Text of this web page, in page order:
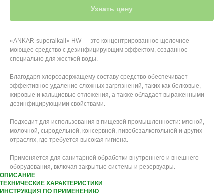
Узнать цену
«ANKAR-superalkali» HW — это концентрированное щелочное
моющее средство с дезинфицирующим эффектом, созданное
специально для жесткой воды.
Благодаря хлорсодержащему составу средство обеспечивает
эффективное удаление сложных загрязнений, таких как белковые,
жировые и кальциевые отложения, а также обладает выраженными
дезинфицирующими свойствами.
Подходит для использования в пищевой промышленности: мясной,
молочной, сыродельной, консервной, пивобезалкогольной и других
отраслях, где требуется высокая гигиена.
Применяется для санитарной обработки внутреннего и внешнего
оборудования, включая закрытые системы и резервуары.
ОПИСАНИЕ
ТЕХНИЧЕСКИЕ ХАРАКТЕРИСТИКИ
ИНСТРУКЦИЯ ПО ПРИМЕНЕНИЮ